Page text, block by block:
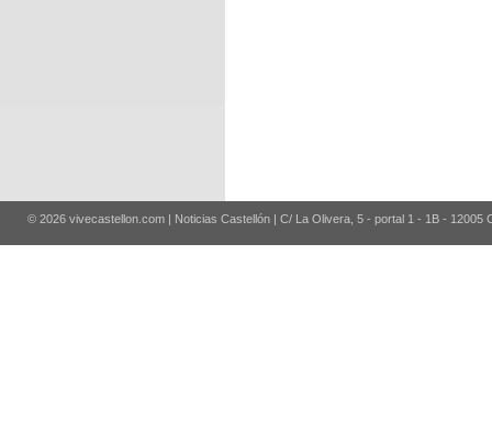
© 2026 vivecastellon.com | Noticias Castellón | C/ La Olivera, 5 - portal 1 - 1B - 12005